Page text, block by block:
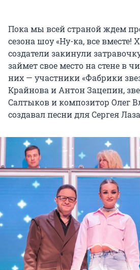
Пока мы всей страной ждем
сезона шоу «Ну-ка, все вместе!
создатели закинули
займет свое место на стене в
них — участники «Фабрики
Крайнова и Антон Зацепин,
Салтыков и композитор Олег
создавал песни для Сергея